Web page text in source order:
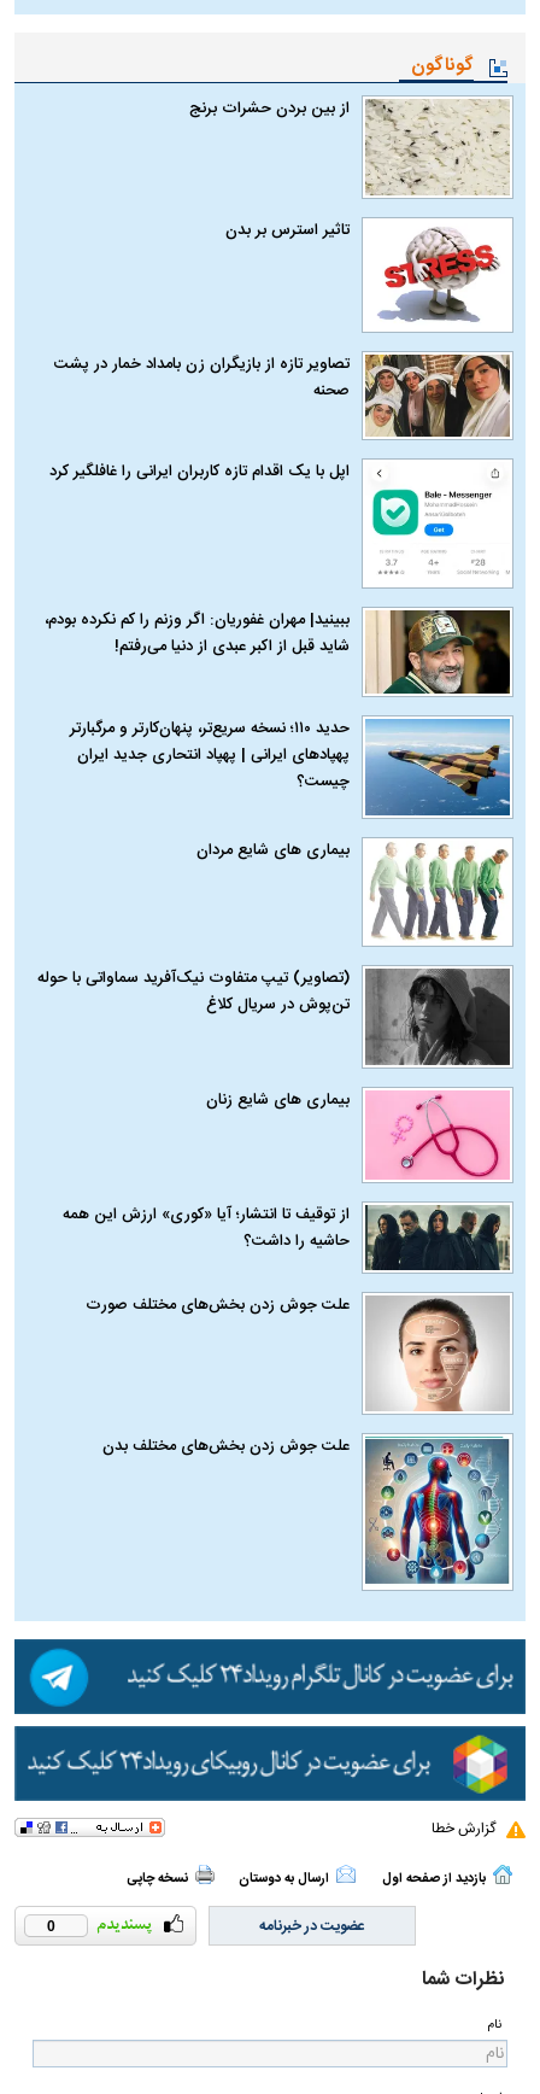
گوناگون
از بین بردن حشرات برنج
تاثیر استرس بر بدن
تصاویر تازه از بازیگران زن بامداد خمار در پشت
صحنه
اپل با یک اقدام تازه کاربران ایرانی را غافلگیر کرد
ببینید| مهران غفوریان: اگر وزنم را کم نکرده بودم،
شاید قبل از اکبر عبدی از دنیا می‌رفتم!
حدید ۱۱۰؛ نسخه سریع‌تر، پنهان‌کارتر و مرگبارتر
پهپادهای ایرانی | پهپاد انتحاری جدید ایران
چیست؟
بیماری‌ های شایع مردان
(تصاویر) تیپ متفاوت نیک‌آفرید سماواتی با حوله
تن‌پوش در سریال کلاغ
بیماری‌ های شایع زنان
از توقیف تا انتشار؛ آیا «کوری» ارزش این همه
حاشیه را داشت؟
علت جوش زدن بخش‌های مختلف صورت
علت جوش زدن بخش‌های مختلف بدن
گزارش خطا
بازدید از صفحه اول ارسال به دوستان نسخه چاپی
0 عضویت در خبرنامه
نظرات شما
نام